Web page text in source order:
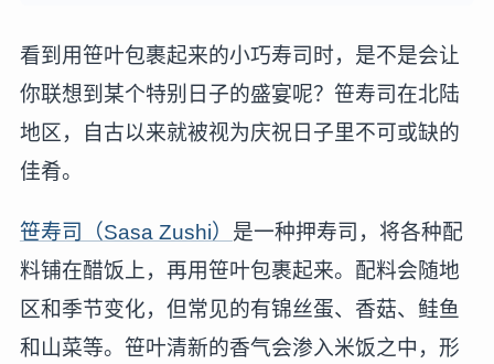
看到用笹叶包裹起来的小巧寿司时，是不是会让
你联想到某个特别日子的盛宴呢？笹寿司在北陆
地区，自古以来就被视为庆祝日子里不可或缺的
佳肴。
笹寿司（Sasa Zushi） 是一种押寿司，将各种配
料铺在醋饭上，再用笹叶包裹起来。配料会随地
区和季节变化，但常见的有锦丝蛋、香菇、鲑鱼
和山菜等。笹叶清新的香气会渗入米饭之中，形